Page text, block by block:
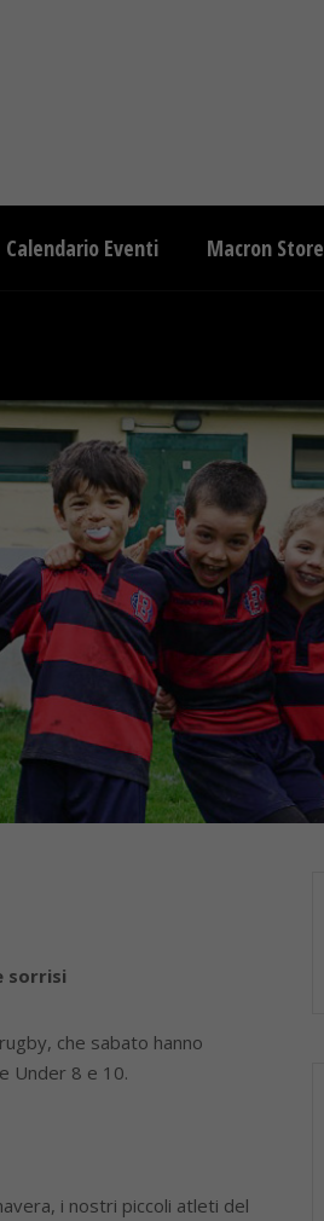
Calendario Eventi Macron Store
sorrisi
che sabato hanno
Under 8 e 10.
i nostri piccoli atleti del